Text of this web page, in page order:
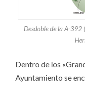
Desdoble de la A-392
Dentro de los
Ayuntamiento se